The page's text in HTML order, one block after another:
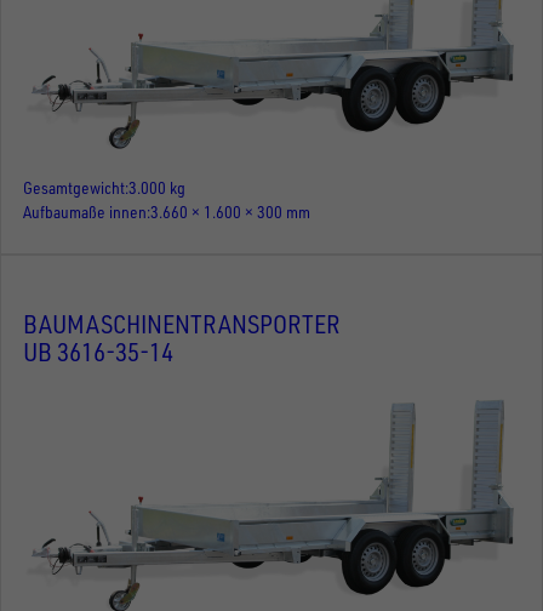
Gesamtgewicht3.000 kg
Aufbaumaße innen 3.660 × 1.600 × 300 mm
BAUMASCHINENTRANSPORTER
UB 3616-35-14